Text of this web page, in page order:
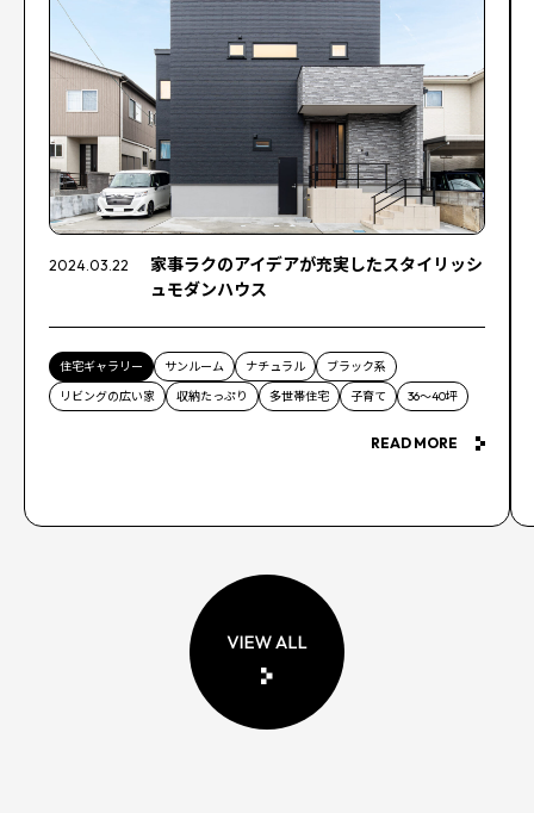
2024.03.22
家事ラクのアイデアが充実したスタイリッシ
ュモダンハウス
住宅ギャラリー サンルーム ナチュラル
ブラック系
リビングの広い家
収納たっぷり 多世帯住宅 子育て 36〜40坪
READ MORE